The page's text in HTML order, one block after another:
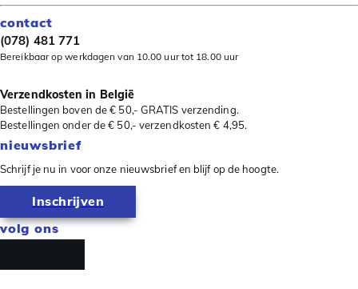
contact
(078) 481 771
Bereikbaar op werkdagen van 10.00 uur tot 18.00 uur
Verzendkosten in België
Bestellingen boven de € 50,- GRATIS verzending.
Bestellingen onder de € 50,- verzendkosten € 4,95.
nieuwsbrief
Schrijf je nu in voor onze nieuwsbrief en blijf op de hoogte.
Inschrijven
volg ons